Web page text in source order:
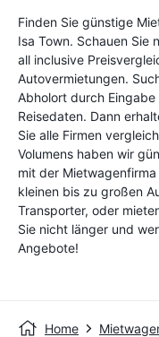
Finden Sie günstige
Isa Town. Schauen Sie
all inclusive
Autovermietungen.
Abholort durch
Reisedaten. Dann
Sie alle Firmen
Volumens haben wir
mit der
kleinen bis zu großen
Transporter, oder
Sie nicht länger und
Angebote!
Home